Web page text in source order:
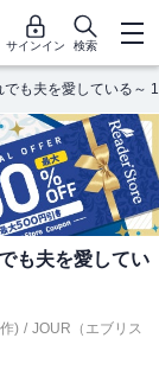
サインイン 検索
も夫を愛している～ 1
も夫を愛してい
) / JOUR（エブリス